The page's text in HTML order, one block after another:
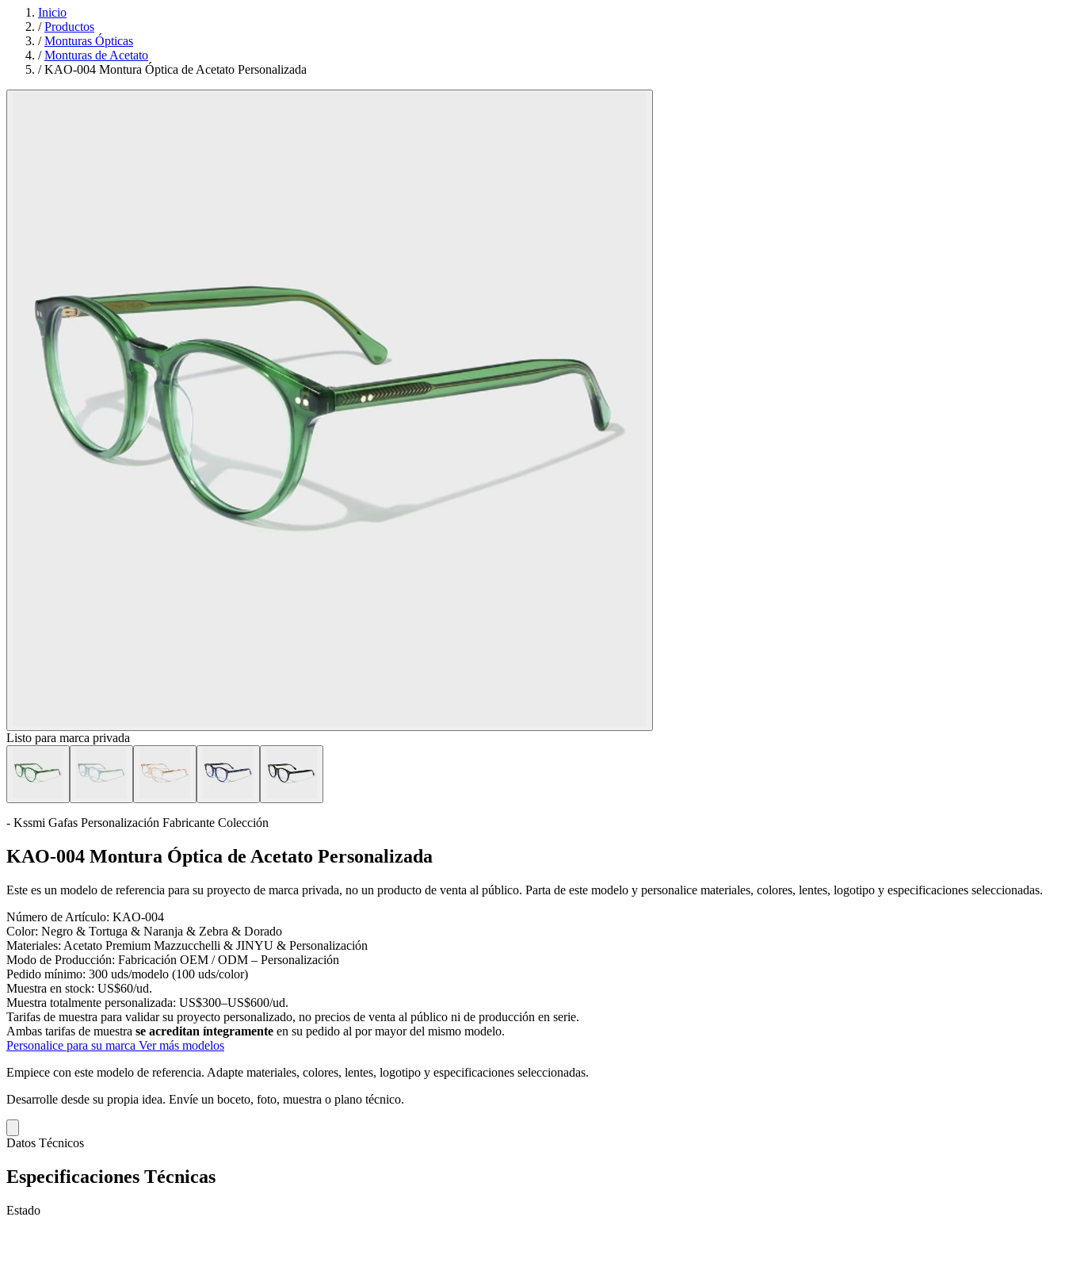
Inicio
/Productos
/Monturas Ópticas
/Monturas de Acetato
/KAO-004 Montura Óptica de Acetato Personalizada
Listo para marca privada
- Kssmi Gafas Personalización Fabricante Colección
KAO-004 Montura Óptica de Acetato Personalizada
Este es un modelo de referencia para su proyecto de marca privada, no un producto de venta al público. Parta de este modelo y personalice materiales, colores, lentes, logotipo y especificaciones seleccionadas.
Número de Artículo: KAO-004
Color: Negro & Tortuga & Naranja & Zebra & Dorado
Materiales: Acetato Premium Mazzucchelli & JINYU & Personalización
Modo de Producción: Fabricación OEM / ODM – Personalización
Pedido mínimo: 300 uds/modelo (100 uds/color)
Muestra en stock: US$60/ud.
Muestra totalmente personalizada: US$300–US$600/ud.
Tarifas de muestra para validar su proyecto personalizado, no precios de venta al público ni de producción en serie.
Ambas tarifas de muestra se acreditan íntegramente en su pedido al por mayor del mismo modelo.
Personalice para su marca Ver más modelos
Empiece con este modelo de referencia. Adapte materiales, colores, lentes, logotipo y especificaciones seleccionadas.
Desarrolle desde su propia idea. Envíe un boceto, foto, muestra o plano técnico.
Datos Técnicos
Especificaciones Técnicas
Estado